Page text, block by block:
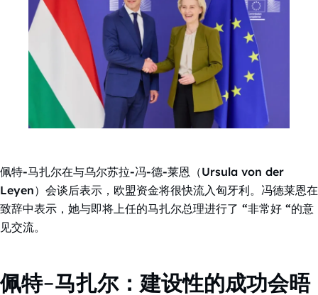
佩特-马扎尔在与乌尔苏拉-冯-德-莱恩（Ursula von der
Leyen）会谈后表示，欧盟资金将很快流入匈牙利。冯德莱恩在
致辞中表示，她与即将上任的马扎尔总理进行了 “非常好 “的意
见交流。
佩特-马扎尔：建设性的成功会晤